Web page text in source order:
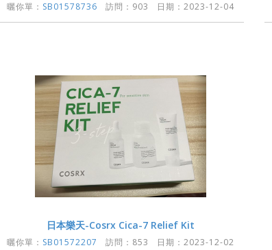
曬你單： SB01578736 訪問：903 日期：2023-12-04
日本樂天-Cosrx Cica-7 Relief Kit
曬你單： SB01572207 訪問：853 日期：2023-12-02